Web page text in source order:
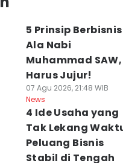
5 Prinsip Berbisnis
Ala Nabi
Muhammad SAW,
Harus Jujur!
07 Agu 2026, 21:48 WIB
News
4 Ide Usaha yang
Tak Lekang
Peluang Bisnis
Stabil di Tengah